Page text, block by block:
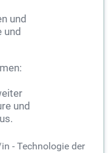
und
und
und
- Technologie der